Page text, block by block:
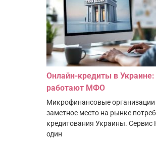
Онлайн-кредиты в Украине:
работают МФО
Микрофинансовые
заметное место на рынке
кредитования Украины.
один